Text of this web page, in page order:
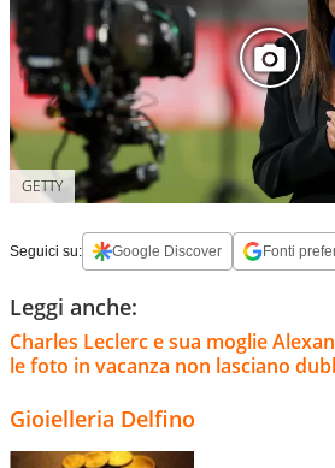
GETTY
Seguici su: Google Discover Fonti
Leggi anche:
Charles Leclerc e sua moglie
le foto in vacanza non lasciano
Gioielleria Delfino